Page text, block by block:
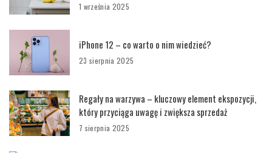
1 września 2025
iPhone 12 – co warto o nim wiedzieć?
23 sierpnia 2025
Regały na warzywa – kluczowy element ekspozycji,
który przyciąga uwagę i zwiększa sprzedaż
7 sierpnia 2025